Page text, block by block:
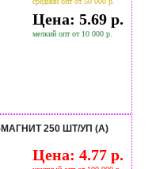
Цена: 5.69 р.
мелкий опт от 10 000 р.
250 ШТ/УП (А)
Цена: 4.77 р.